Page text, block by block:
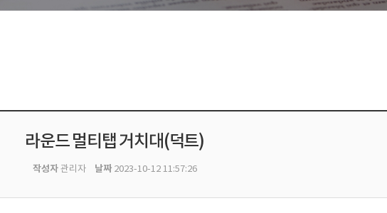
라운드 멀티탭 거치대(덕트)
작성자관리자 날짜2023-10-12 11:57:26